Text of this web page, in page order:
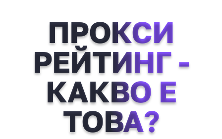
ПРОКСИ
РЕЙТИНГ -
КАКВО Е
ТОВА?